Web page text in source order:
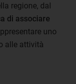
regione, dal
di associare
uno
alle attività